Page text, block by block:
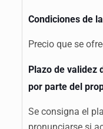
Condiciones de
Precio que se
Plazo de validez
por parte del
Se consigna el
pronunciarse si